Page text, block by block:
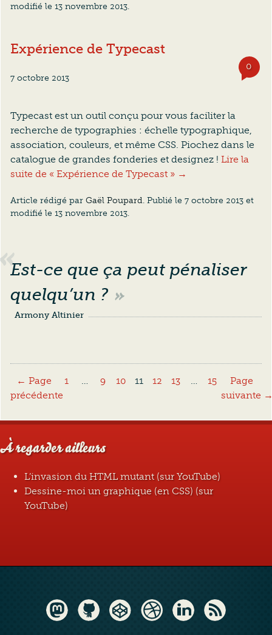
modifié le 13 novembre 2013.
0
Expérience de Typecast
7 octobre 2013
Typecast est un outil conçu pour vous faciliter la
recherche de typographies : échelle typographique,
association, couleurs, et même CSS. Piochez dans le
catalogue de grandes fonderies et designez ! Lire la
suite de « Expérience de Typecast » →
Article rédigé par Gaël Poupard. Publié le 7 octobre 2013 et
modifié le 13 novembre 2013.
Est-ce que ça peut pénaliser
quelqu’un ?
Armony Altinier
← Page
précédente
Page
1 Page
9 Page
10 Page
11 Page
12 Page
13 Page
15
Page
suivante
À regarder ailleurs
L’invasion du HTML mutant (sur YouTube)
Dessine-moi un graphique (en CSS) (sur
YouTube)